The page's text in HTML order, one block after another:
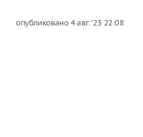
опубликовано4 авг. ‘23 22:08